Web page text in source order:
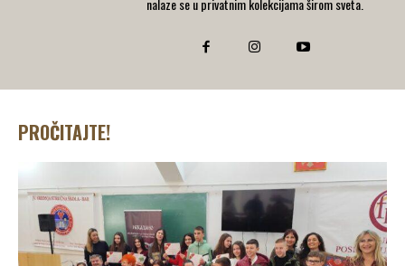
nalaze se u privatnim kolekcijama širom sveta.
PROČITAJTE!